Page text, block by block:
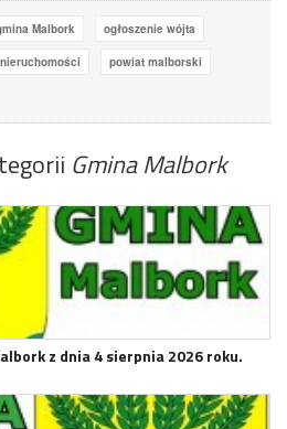
Malbork ogłoszenie wójta
powiat malborski
Gmina Malbork
z dnia 4 sierpnia 2026 roku.